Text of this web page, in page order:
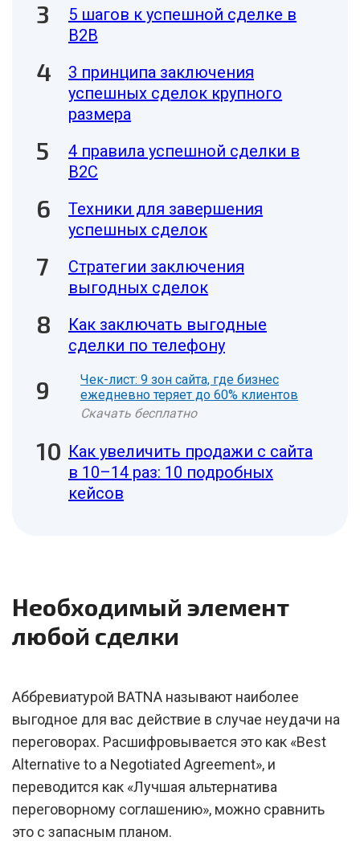
5 шагов к успешной сделке в
В2В
3 принципа заключения
успешных сделок крупного
размера
4 правила успешной сделки в
В2С
Техники для завершения
успешных сделок
Стратегии заключения
выгодных сделок
Как заключать выгодные
сделки по телефону
Чек-лист: 9 зон сайта, где бизнес
ежедневно теряет до 60% клиентов
Скачать бесплатно
Как увеличить продажи с сайта
в 10–14 раз: 10 подробных
кейсов
Необходимый элемент
любой сделки
Аббревиатурой BATNA называют наиболее
выгодное для вас действие в случае неудачи на
переговорах. Расшифровывается это как «Best
Alternative to a Negotiated Agreement», и
переводится как «Лучшая альтернатива
переговорному соглашению», можно сравнить
это с запасным планом.